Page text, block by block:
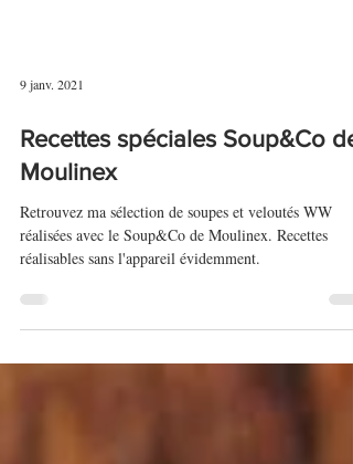
9 janv. 2021
Recettes spéciales Soup&Co de
Moulinex
Retrouvez ma sélection de soupes et veloutés WW
réalisées avec le Soup&Co de Moulinex. Recettes